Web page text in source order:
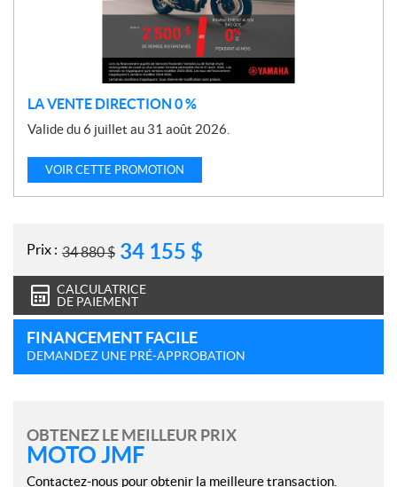
LA VENTE DIRECTION 0 %
Valide du 6 juillet au 31 août 2026.
VOIR CETTE PROMOTION
Prix : 34 880$ 34 155 $
CALCULATRICE
DE PAIEMENT
FINANCEMENT FACILE
DEMANDEZ UNE PRÉ-APPROBATION
OBTENEZ LE MEILLEUR PRIX
MOTO JMF
Contactez-nous pour obtenir la meilleure transaction.